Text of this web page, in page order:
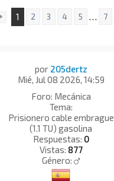
Página1 de7
1 2 3 4 5 … 7
por 205dertz
Mié, Jul 08 2026, 14:59
Foro: Mecánica
Tema:
Prisionero cable embrague
(1.1 TU) gasolina
Respuestas: 0
Vistas: 877
Género: